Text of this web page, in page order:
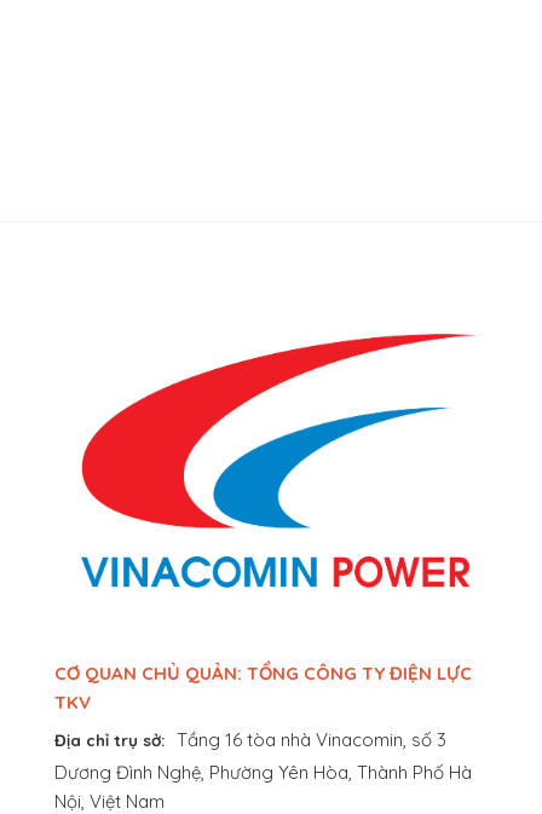
CƠ QUAN CHỦ QUẢN: TỔNG CÔNG TY ĐIỆN LỰC
TKV
Địa chỉ trụ sở: Tầng 16 tòa nhà Vinacomin, số 3
Dương Đình Nghệ, Phường Yên Hòa, Thành Phố Hà
Nội, Việt Nam